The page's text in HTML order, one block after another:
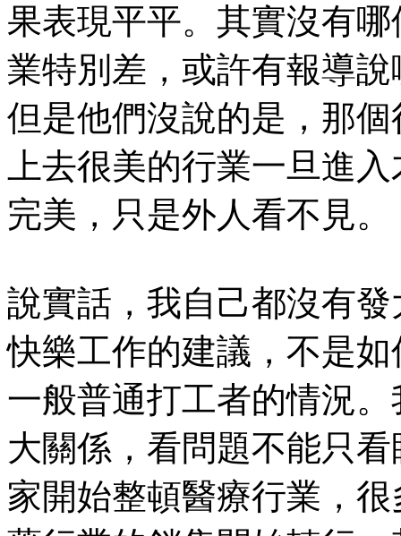
果表現平平。其實沒有
業特別差，或許有報導
但是他們沒說的是，那
上去很美的行業一旦進
完美，只是外人看不見。
說實話，我自己都沒有
快樂工作的建議，不是
一般普通打工者的情況
大關係，看問題不能只
家開始整頓醫療行業，